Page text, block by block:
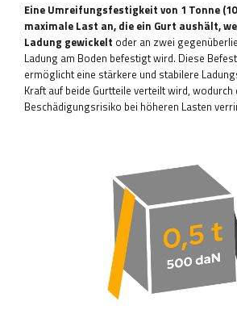
Eine Umreifungsfestigkeit von 1 Tonne
maximale Last an, die ein Gurt aushält,
Ladung gewickelt oder an zwei
Ladung am Boden befestigt wird. Diese
ermöglicht eine stärkere und stabilere
Kraft auf beide Gurtteile verteilt wird, wodurch
Beschädigungsrisiko bei höheren Lasten